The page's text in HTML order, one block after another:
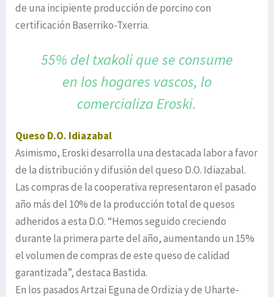
de una incipiente producción de porcino con
certificación Baserriko-Txerria.
55% del txakoli que se consume
en los hogares vascos, lo
comercializa Eroski.
Queso D.O. Idiazabal
Asimismo, Eroski desarrolla una destacada labor a favor
de la distribución y difusión del queso D.O. Idiazabal.
Las compras de la cooperativa representaron el pasado
año más del 10% de la producción total de quesos
adheridos a esta D.O. “Hemos seguido creciendo
durante la primera parte del año, aumentando un 15%
el volumen de compras de este queso de calidad
garantizada”, destaca Bastida.
En los pasados Artzai Eguna de Ordizia y de Uharte-